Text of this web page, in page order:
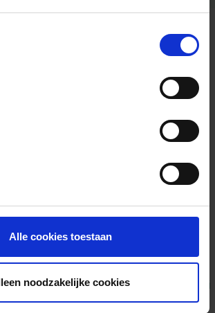
Alle cookies toestaan
noodzakelijke cookies Eigen foto’s